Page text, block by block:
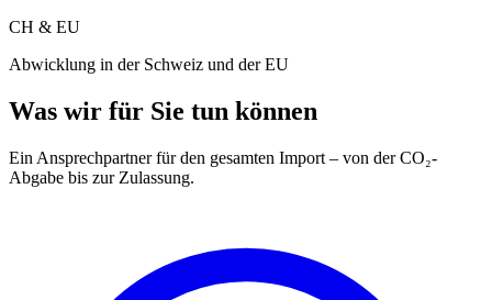
CH & EU
Abwicklung in der Schweiz und der EU
Was wir für Sie tun können
Ein Ansprechpartner für den gesamten Import – von der CO₂-
Abgabe bis zur Zulassung.